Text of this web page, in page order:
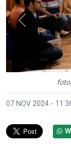
Anterior
07 NOV 2024 -